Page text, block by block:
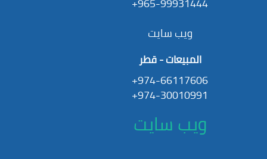
ويب سايت
المبيعات - قطر
974-66117606+
974-30010991+
ويب سايت